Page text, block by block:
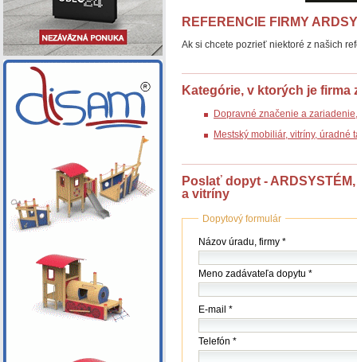
REFERENCIE FIRMY
Ak si chcete pozrieť niektoré z našich
Kategórie, v ktorých je firma
Dopravné značenie a
Mestský mobiliár, vitríny, úradné
Poslať dopyt -
a vitríny
Dopytový formulár
Názov
(firmy
/
úradu)
Názov úradu, firmy *
Meno zadávateľa dopytu *
E-mail *
Telefón *